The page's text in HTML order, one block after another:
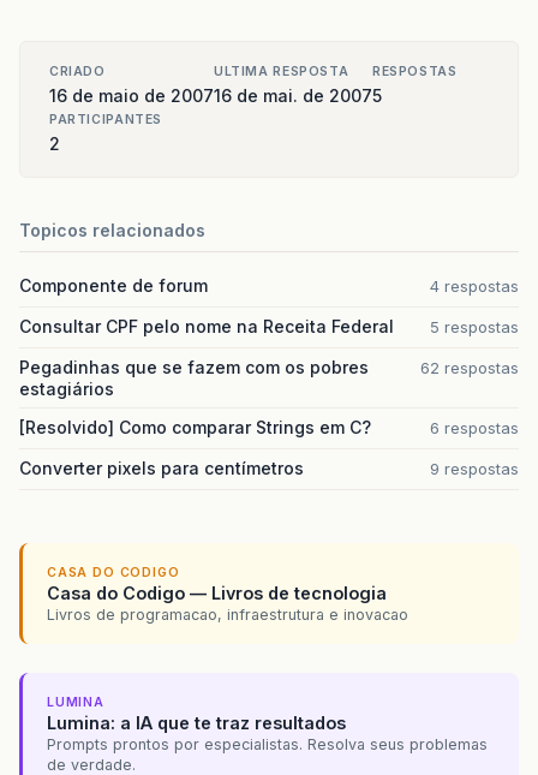
CRIADO
16 de maio de 2007
ULTIMA RESPOSTA
16 de mai. de 2007
RESPOSTAS
5
PARTICIPANTES
2
Topicos relacionados
Componente de forum 4 respostas
Consultar CPF pelo nome na Receita Federal 5 respostas
Pegadinhas que se fazem com os pobres
estagiários
62 respostas
[Resolvido] Como comparar Strings em C? 6 respostas
Converter pixels para centímetros 9 respostas
CASA DO CODIGO
Casa do Codigo — Livros de tecnologia
Livros de programacao, infraestrutura e inovacao
LUMINA
Lumina: a IA que te traz resultados
Prompts prontos por especialistas. Resolva seus problemas
de verdade.